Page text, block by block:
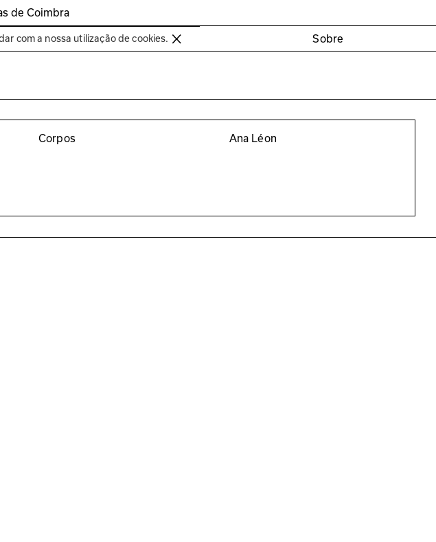
de Coimbra
Bienal de Coimbra Sobre
com a nossa utilização de cookies.
Corpos Ana Léon